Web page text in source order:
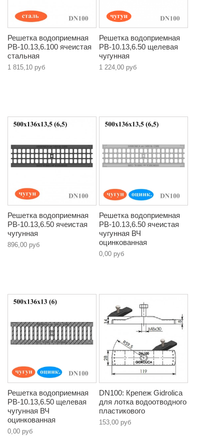
Решетка водоприемная
РВ-10.13,6.100 ячеистая
стальная
1 815,10 руб
Решетка водоприемная
РВ-10.13,6.50 щелевая
чугунная
1 224,00 руб
Решетка водоприемная
РВ-10.13,6.50 ячеистая
чугунная
896,00 руб
Решетка водоприемная
РВ-10.13,6.50 ячеистая
чугунная ВЧ
оцинкованная
0,00 руб
Решетка водоприемная
РВ-10.13,6.50 щелевая
чугунная ВЧ
оцинкованная
0,00 руб
DN100: Крепеж Gidrolica
для лотка водоотводного
пластикового
153,00 руб